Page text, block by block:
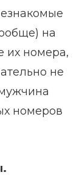
на
их номера,
не
номеров